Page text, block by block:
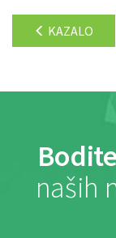
KAZALO
naših